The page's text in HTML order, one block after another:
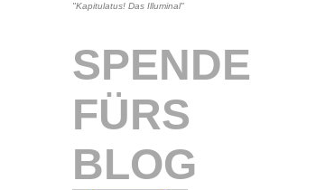
"Kapitulatus! Das Illuminal"
SPENDE
FÜRS
BLOG